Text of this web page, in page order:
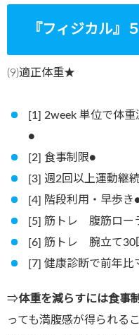
『フィジカル』
(9)適正体重★
[1] 2week 単位で体
●
[2] 食事制限●
[3] 週2回以上運動継
[4] 階段利用・早歩き
[5] 筋トレ 腹筋ロー
[6] 筋トレ 腕立て30
[7] 健康診断で前年比
⇒体重を減らすには食事
っても満腹感が得られる